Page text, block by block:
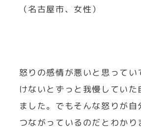
（名古屋市、女性）
怒りの感情が悪いと思ってい
けないとずっと我慢していた
ました。でもそんな怒りが自
つながっているのだとわかり